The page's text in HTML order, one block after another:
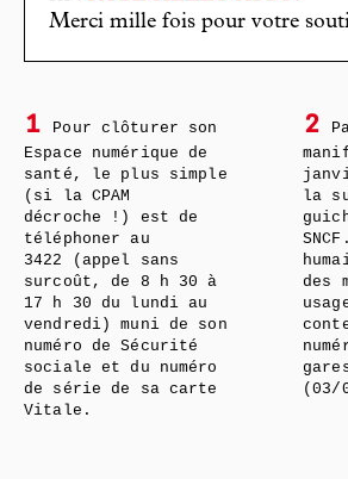
Merci mille fois pour votre
1
Pour clôturer son
Espace numérique de
santé, le plus simple
(si la CPAM
décroche !) est de
téléphoner au
3422 (appel sans
surcoût, de 8 h 30 à
17 h 30 du lundi au
vendredi) muni de son
numéro de Sécurité
sociale et du numéro
de série de sa carte
Vitale.
2
la
des
(03/